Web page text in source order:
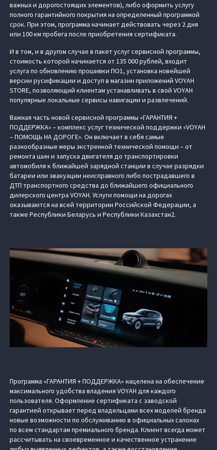
важных и дорогостоящих элементов), либо оформить услугу
полного гарантийного покрытия на определенный программой
срок. При этом, программа начинает действовать через 2 дня
или 100 км пробега после приобретения сертификата.
И в том, и в другом случае в пакет услуг сервисной программы,
стоимость которой начинается от 135 000 рублей, входит
услуга по обновлению прошивки ПО1, установка новейшей
версии русификации и доступ в магазин приложений VOYAH
STORE, позволяющий клиентам устанавливать в свой VOYAH
популярные локальные сервисы навигации и развлечений.
Важная часть новой сервисной программы «ГАРАНТИЯ +
ПОДДЕРЖКА» – комплекс услуг технической поддержки «VOYAH
– ПОМОЩЬ НА ДОРОГЕ». Он включает в себя самые
разнообразные меры экстренной технической помощи – от
ремонта шин и запуска двигателя до транспортировки
автомобиля к ближайшей зарядной станции в случае разрядки
батареи или эвакуации неисправного либо пострадавшего в
ДТП транспортного средства до ближайшего официального
дилерского центра VOYAH. Услуги помощи на дорогах
оказываются на всей территории Российской Федерации, а
также Республики Беларусь и Республики Казахстан2.
Программа «ГАРАНТИЯ + ПОДДЕРЖКА» нацелена на обеспечение
максимального удобства владения VOYAH для каждого
пользователя. Оформление сертификата с заводской
гарантией открывает перед владельцами всех моделей бренда
новые возможности по обслуживанию в официальных салонах
по всем стандартам премиального бренда. Клиент всегда может
рассчитывать на своевременное и качественное устранение